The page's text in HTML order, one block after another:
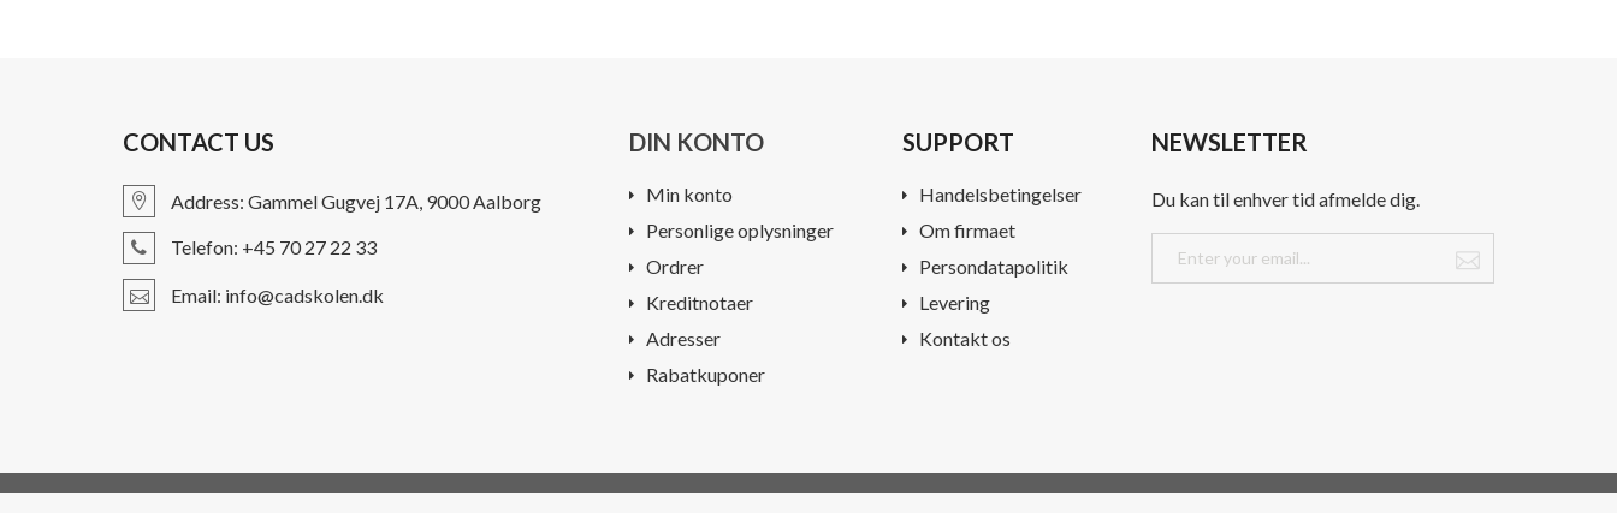
CONTACT US
Address: Gammel Gugvej 17A, 9000 Aalborg
Telefon: +45 70 27 22 33
Email: info@cadskolen.dk
DIN KONTO
Min konto
Personlige oplysninger
Ordrer
Kreditnotaer
Adresser
Rabatkuponer
SUPPORT
Handelsbetingelser
Om firmaet
Persondatapolitik
Levering
Kontakt os
NEWSLETTER
Du kan til enhver tid afmelde dig.